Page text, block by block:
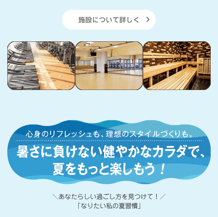
施設について詳しく
心
身
の
リ
＼あなたらしい過ごし方を見つけて！／
「なりたい私の夏習慣」